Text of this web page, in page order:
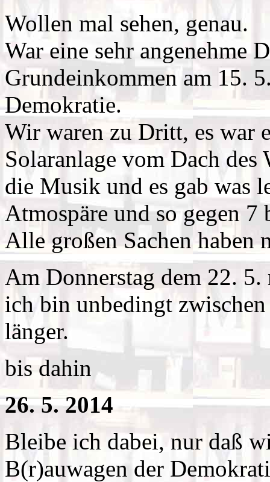
Wollen mal sehen, genau.
War eine sehr angenehme
Grundeinkommen am 15.
Demokratie.
Wir waren zu Dritt, es war
Solaranlage vom Dach
die Musik und es gab was
Atmospäre und so gegen
Alle großen Sachen haben
Am Donnerstag dem 22. 5.
ich bin unbedingt
länger.
bis dahin
26. 5. 2014
Bleibe ich dabei, nur daß
B(r)auwagen der